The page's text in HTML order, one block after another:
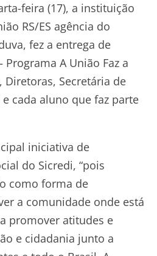
feira (17), a instituição
RS/ES agência do
fez a entrega de
Programa A União Faz a
Diretoras, Secretária de
cada aluno que faz parte
iniciativa de
do Sicredi, “pois
como forma de
a comunidade onde está
promover atitudes e
e cidadania junto a